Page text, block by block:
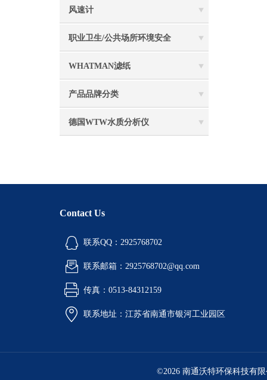
风速计
职业卫生/公共场所环境安全
WHATMAN滤纸
产品品牌分类
德国WTW水质分析仪
Contact Us
联系QQ：2925768702
联系邮箱：2925768702@qq.com
传真：0513-84312159
联系地址：江苏省南通市银河工业园区
©2026 南通沃特环保科技有